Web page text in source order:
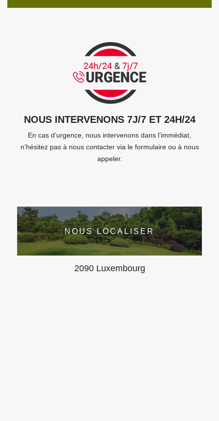
NOUS INTERVENONS 7J/7 ET 24H/24
En cas d’urgence, nous intervenons dans l’immédiat,
n’hésitez pas à nous contacter via le formulaire ou à nous
appeler.
NOUS LOCALISER
2090 Luxembourg